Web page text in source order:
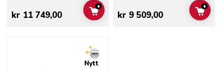
kr 11 749,00 ADD TO CART
+
kr 9 509,00 ADD
+
Nytt